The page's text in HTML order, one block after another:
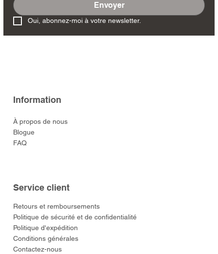
Envoyer
Oui, abonnez-moi à votre newsletter.
Information
À propos de nous
Blogue
FAQ
Service client
​Retours et remboursements
Politique de sécurité et de confidentialité
Politique d'expédition
Conditions générales
Contactez-nous